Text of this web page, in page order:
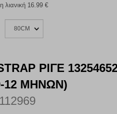
λιανική 16.99 €
80CM
ΡΙΓΕ
12 ΜΗΝΩΝ)